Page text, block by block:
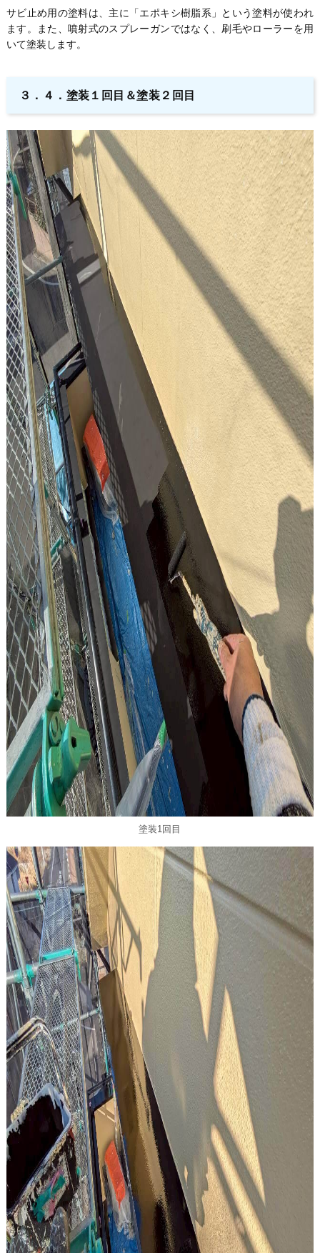
サビ止め用の塗料は、主に「エポキシ樹脂系」という塗料が使われ
ます。また、噴射式のスプレーガンではなく、刷毛やローラーを用
いて塗装します。
３．４．塗装１回目＆塗装２回目
塗装1回目